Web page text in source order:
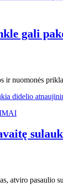
gali
ir nuomonės
atviro pasaulio